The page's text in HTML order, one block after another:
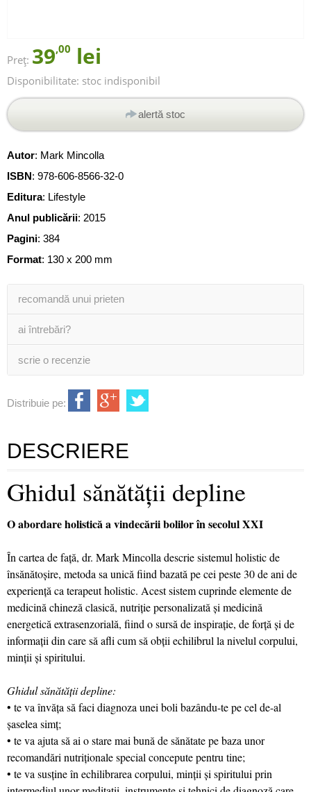
Preț: 39,00 lei
Disponibilitate: stoc indisponibil
alertă stoc
Autor: Mark Mincolla
ISBN: 978-606-8566-32-0
Editura: Lifestyle
Anul publicării: 2015
Pagini: 384
Format: 130 x 200 mm
recomandă unui prieten
ai întrebări?
scrie o recenzie
Distribuie pe:
DESCRIERE
Ghidul sănătăţii depline
O abordare holistică a vindecării bolilor în secolul XXI
În cartea de faţă, dr. Mark Mincolla descrie sistemul holistic de
însănătoşire, metoda sa unică fiind bazată pe cei peste 30 de ani de
experienţă ca terapeut holistic. Acest sistem cuprinde elemente de
medicină chineză clasică, nutriţie personalizată şi medicină
energetică extrasenzorială, fiind o sursă de inspiraţie, de forţă şi de
informaţii din care să afli cum să obţii echilibrul la nivelul corpului,
minţii şi spiritului.
Ghidul sănătăţii depline:
• te va învăţa să faci diagnoza unei boli bazându-te pe cel de-al
şaselea simţ;
• te va ajuta să ai o stare mai bună de sănătate pe baza unor
recomandări nutriţionale special concepute pentru tine;
• te va susţine în echilibrarea corpului, minţii şi spiritului prin